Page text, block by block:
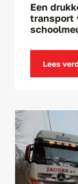
Een
transport
Lees